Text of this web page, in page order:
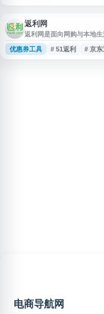
返利网
返利网是面向网购与本地
息、购物返利、海淘返利
务、学习等领域，支持用
优惠券工具 # 51返利 # 京东
电商导航网